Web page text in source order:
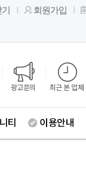
회원가입
광고문의 최근 본 업체
티 이용안내